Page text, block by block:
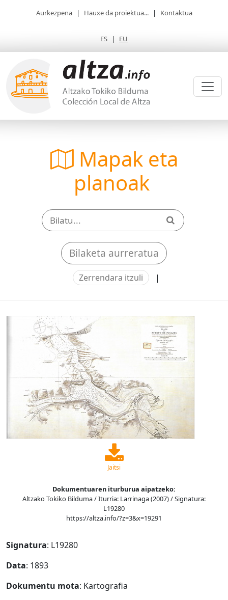
Aurkezpena | Hauxe da proiektua... | Kontaktua
ES | EU
Mapak eta
planoak
Bilaketa aurreratua
Zerrendara itzuli |
Jaitsi
Dokumentuaren iturburua aipatzeko:
Altzako Tokiko Bilduma / Iturria: Larrinaga (2007) / Signatura:
L19280
https://altza.info/?z=3&x=19291
Signatura: L19280
Data: 1893
Dokumentu mota: Kartografia